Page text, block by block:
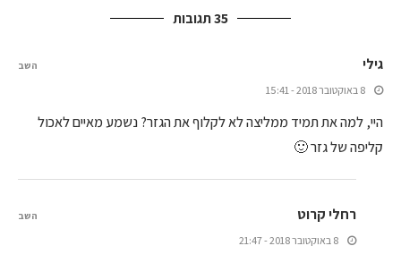
35 תגובות
גילי
8 באוקטובר 2018 - 15:41
היי, למה את תמיד ממליצה לא לקלוף את הגזר? נשמע מאיים לאכול
קליפה של גזר 🙂
השב
רחלי קרוט
8 באוקטובר 2018 - 21:47
השב